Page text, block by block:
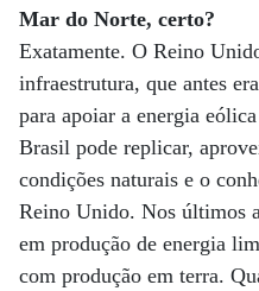
Mar do Norte, certo?
Exatamente. O Reino
infraestrutura, que antes
para apoiar a energia
Brasil pode replicar,
condições naturais e o
Reino Unido. Nos últimos
em produção de energia
com produção em terra.